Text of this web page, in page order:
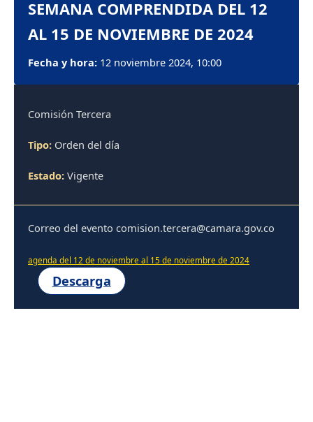
SEMANA COMPRENDIDA DEL 12
AL 15 DE NOVIEMBRE DE 2024
Fecha y hora: 12 noviembre 2024, 10:00
Comisión Tercera
Tipo: Orden del día
Estado: Vigente
Correo del evento comision.tercera@camara.gov.co
agenda del 12 de noviembre al 15 de noviembre de 2024
Descarga